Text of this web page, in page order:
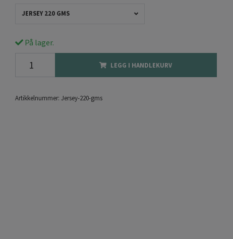
JERSEY 220 GMS
På lager.
LEGG I HANDLEKURV
Artikkelnummer: Jersey-220-gms